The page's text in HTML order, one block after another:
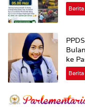
Berita
ke
Berita